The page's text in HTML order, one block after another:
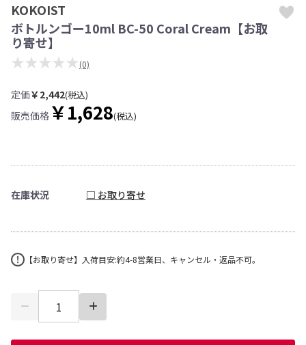
KOKOIST
ボトルンゴー10ml BC-50 Coral Cream【お取
り寄せ】
★★★★★ (0)
定価￥2,442(税込)
販売価格 ￥1,628(税込)
在庫状況 □ お取り寄せ
【お取り寄せ】入荷目安:約4-8営業日、キャンセル・返品不可。